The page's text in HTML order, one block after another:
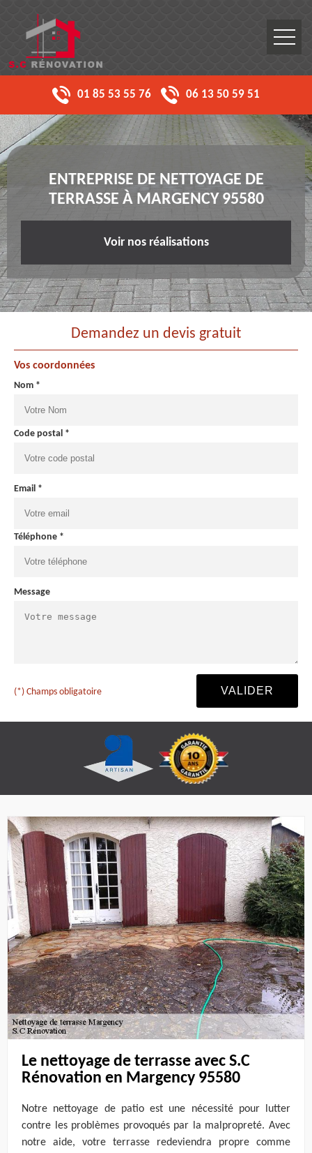
01 85 53 55 76 06 13 50 59 51
ENTREPRISE DE NETTOYAGE DE
TERRASSE À MARGENCY 95580
Voir nos réalisations
Demandez un devis gratuit
Vos coordonnées
Nom *
Code postal *
Email *
Téléphone *
Message
(*) Champs obligatoire
Le nettoyage de terrasse avec S.C
Rénovation en Margency 95580
Notre nettoyage de patio est une nécessité pour lutter
contre les problèmes provoqués par la malpropreté. Avec
notre aide, votre terrasse redeviendra propre comme